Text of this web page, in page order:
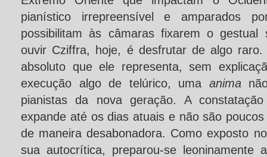
pianístico irrepreensível e amparados
possibilitam às câmaras fixarem o gestual
ouvir Cziffra, hoje, é desfrutar de algo
absoluto que ele representa, sem
execução algo de telúrico, uma anima
pianistas da nova geração. A
expande até os dias atuais e não são
de maneira desabonadora. Como exposto
sua autocrítica, preparou-se leoninamente